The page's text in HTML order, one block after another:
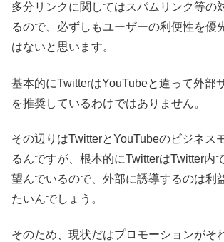
多分リンクに関してはスパムリンク等の
るので、必ずしもユーザーの利便性を優
はないと思います。
基本的にTwitterはYouTubeと違って外部
を推奨しているわけではありません。
その辺りはTwitterとYouTubeのビジネス
るんですが、根本的にTwitterはTwitter内
望んでいるので、外部に誘導するのは利
たいんでしょう。
そのため、現状だはプロモーションがそ